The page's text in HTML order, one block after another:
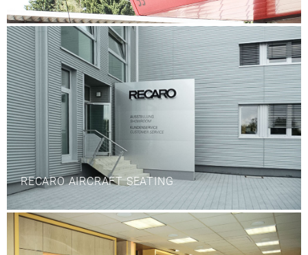
RECARO AIRCRAFT SEATING